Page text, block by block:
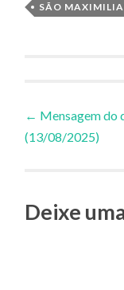
SÃO
de
Posts
← Mensagem do
(13/08/2025)
Deixe